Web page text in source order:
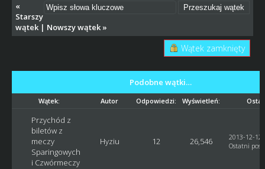
«
Starszy
wątek| Nowszy wątek»
Wątek zamknięty
Podobne wątki…
Wątek: Autor Odpowiedzi: Wyświetleń:
Przychód z
biletów z
meczy
Sparingowych
i Czwórmeczy
Hyziu 12 26,546
2013-12-
Ostatni post